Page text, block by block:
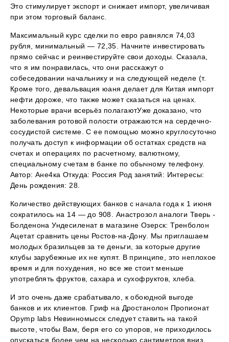
Это стимулирует экспорт и снижает импорт, увеличивая
при этом торговый баланс.
Максимальный курс сделки по евро равнялся 74,03
рубля, минимальный — 72,35. Начните инвестировать
прямо сейчас и реинвестируйте свои доходы. Сказала,
что я им понравилась, что они расскажут о
собеседовании начальнику и на следующей неделе (т.
Кроме того, девальвация юаня делает для Китая импорт
нефти дороже, что также может сказаться на ценах.
Некоторые врачи всерьёз полагаютУже доказано, что
заболевания ротовой полости отражаются на сердечно-
сосудистой системе. С ее помощью можно круглосуточно
получать доступ к информации об остатках средств на
счетах и операциях по расчетному, валютному,
специальному счетам в банке по обычному телефону.
Автор: Ане4ка Откуда: Россия Род занятий: Интересы:
День рождения: 28.
Количество действующих банков с начала года к 1 июня
сократилось на 14 — до 908. Анастрозол аналоги Тверь -
Болденона Ундесиленат в магазине Озерск: Тренболон
Ацетат сравнить цены Ростов-на-Дону. Мы приглашаем
молодых бразильцев за те деньги, за которые другие
клубы зарубежные их не купят. В принципе, это неплохое
время и для похудения, но все же стоит меньше
употреблять фруктов, сахара и сухофруктов, хлеба.
И это очень даже срабатывало, к обоюдной выгоде
банков и их клиентов. Гриф на Дростанолон Пропионат
Opymp labs Невинномысск следует ставить на такой
высоте, чтобы Вам, беря его со упоров, не приходилось
опускаться более чем на несколько сантиметров вниз.